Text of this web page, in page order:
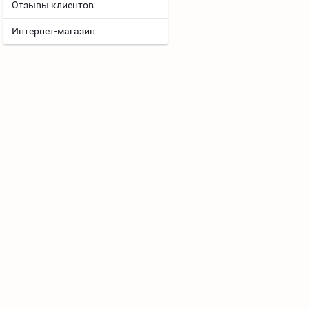
Отзывы клиентов
Интернет-магазин